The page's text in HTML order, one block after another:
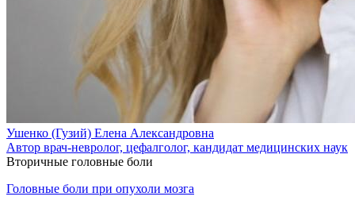
Ушенко (Гузий) Елена Александровна
Автор врач-невролог, цефалголог, кандидат медицинских наук
Вторичные головные боли
Головные боли при опухоли мозга